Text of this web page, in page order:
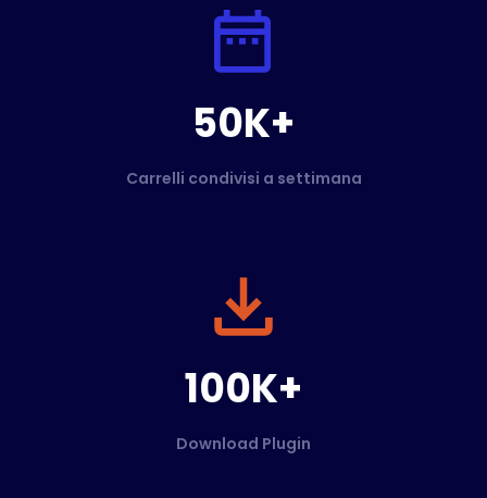
50K+
Carrelli condivisi a settimana
100K+
Download Plugin